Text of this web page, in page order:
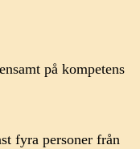
på kompetens
fyra personer från